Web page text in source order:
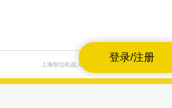
登录/注册
上海智位机器人股份有限公司 沪公网安